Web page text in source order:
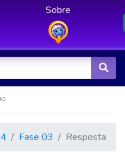
Sobre
Fase 03 Resposta